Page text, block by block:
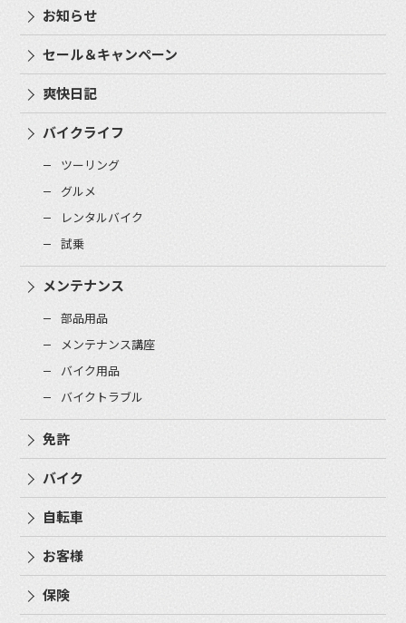
お知らせ
セール＆キャンペーン
爽快日記
バイクライフ
ツーリング
グルメ
レンタルバイク
試乗
メンテナンス
部品用品
メンテナンス講座
バイク用品
バイクトラブル
免許
バイク
自転車
お客様
保険